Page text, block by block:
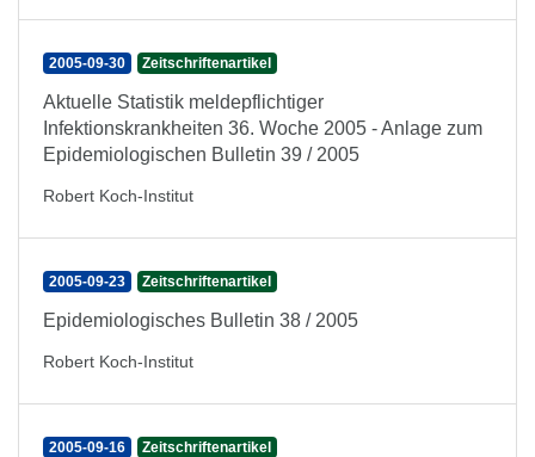
2005-09-30 Zeitschriftenartikel
Aktuelle Statistik meldepflichtiger
Infektionskrankheiten 36. Woche 2005 - Anlage zum
Epidemiologischen Bulletin 39 / 2005
Robert Koch-Institut
2005-09-23 Zeitschriftenartikel
Epidemiologisches Bulletin 38 / 2005
Robert Koch-Institut
2005-09-16 Zeitschriftenartikel